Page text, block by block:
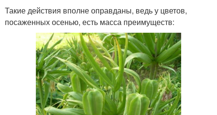
Такие действия вполне оправданы, ведь у цветов,
посаженных осенью, есть масса преимуществ: